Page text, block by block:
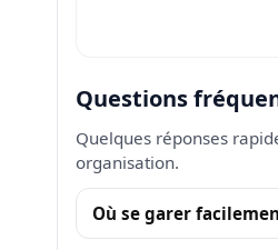
Questions
Quelques réponses
organisation.
Où se garer